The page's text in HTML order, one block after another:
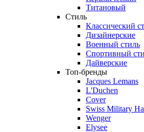
Титановый
Стиль
Классический
Дизайнерские
Военный стиль
Спортивный
Дайверские
Топ-бренды
Jacques Lemans
L'Duchen
Cover
Swiss Military
Wenger
Elysee